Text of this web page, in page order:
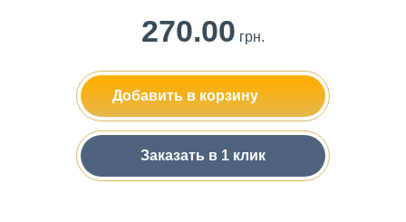
270.00 грн.
Добавить в корзину
Заказать в 1 клик